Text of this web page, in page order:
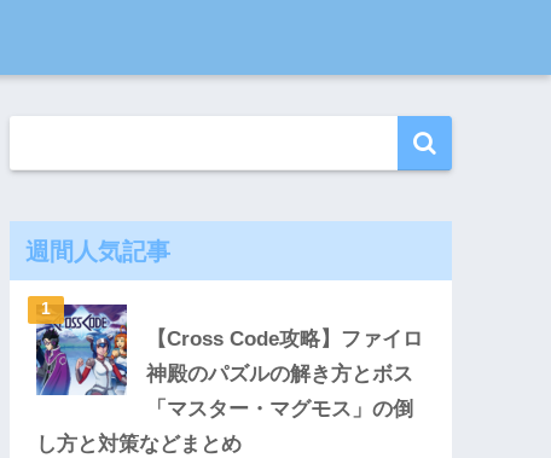
週間人気記事
【Cross Code攻略】ファイロ
神殿のパズルの解き方とボス
「マスター・マグモス」の倒
し方と対策などまとめ